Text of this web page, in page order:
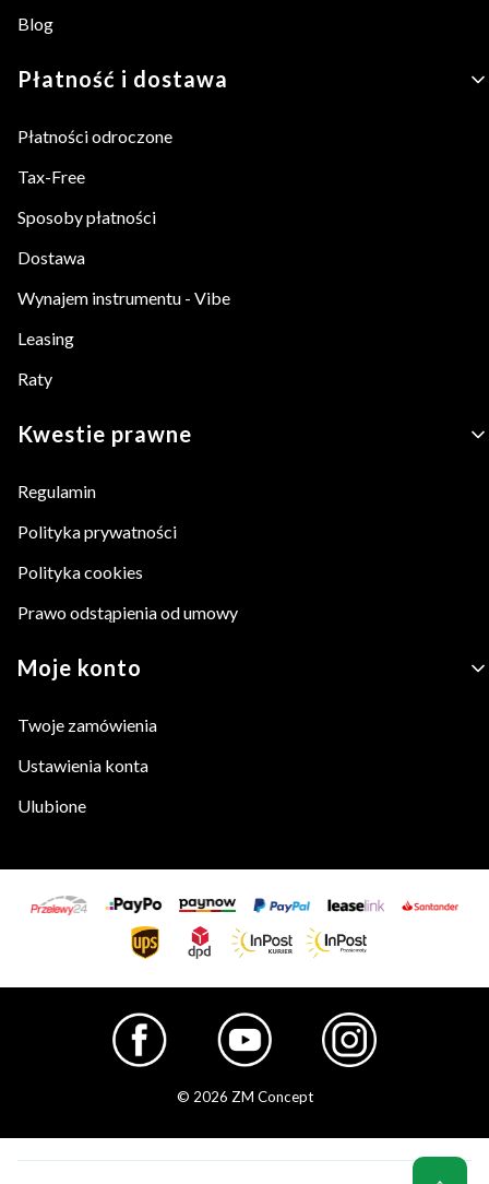
Blog
Płatność i dostawa
Płatności odroczone
Tax-Free
Sposoby płatności
Dostawa
Wynajem instrumentu - Vibe
Leasing
Raty
Kwestie prawne
Regulamin
Polityka prywatności
Polityka cookies
Prawo odstąpienia od umowy
Moje konto
Twoje zamówienia
Ustawienia konta
Ulubione
© 2026 ZM Concept